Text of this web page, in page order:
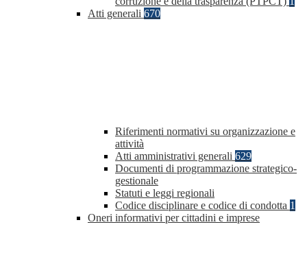
Atti generali 670
Riferimenti normativi su organizzazione e
attività
Atti amministrativi generali 629
Documenti di programmazione strategico-
gestionale
Statuti e leggi regionali
Codice disciplinare e codice di condotta 1
Oneri informativi per cittadini e imprese